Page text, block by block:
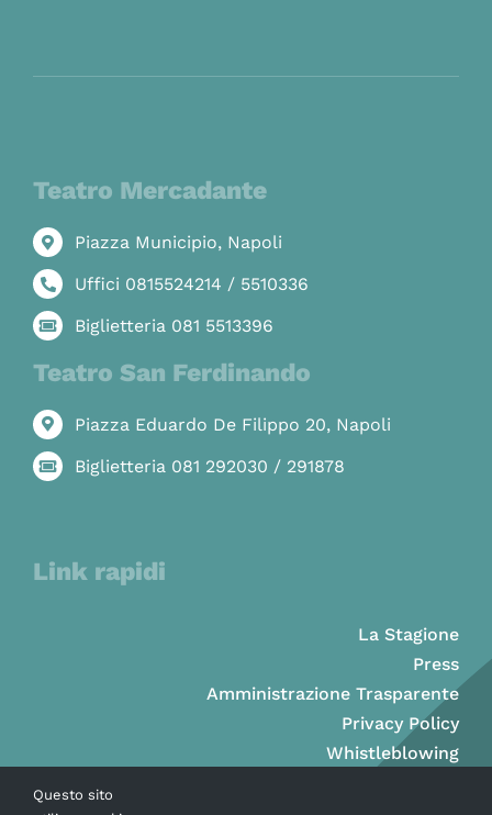
Teatro Mercadante
Piazza Municipio, Napoli
Uffici 0815524214 / 5510336
Biglietteria 081 5513396
Teatro San Ferdinando
Piazza Eduardo De Filippo 20, Napoli
Biglietteria 081 292030 / 291878
Link rapidi
La Stagione
Press
Amministrazione Trasparente
Privacy Policy
Whistleblowing
Questo sito